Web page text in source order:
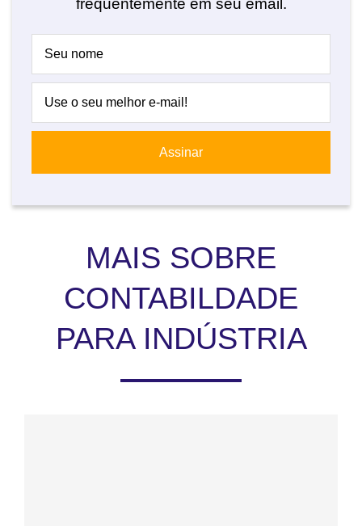
frequentemente em seu email.
MAIS SOBRE
CONTABILDADE
PARA INDÚSTRIA